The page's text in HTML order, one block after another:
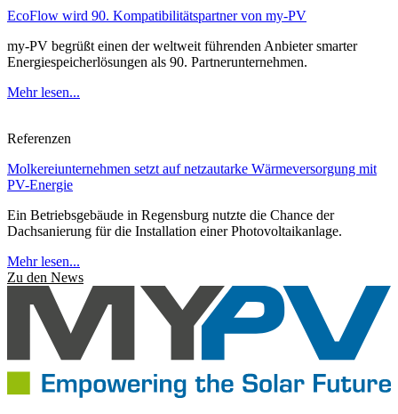
EcoFlow wird 90. Kompatibilitätspartner von my-PV
my-PV begrüßt einen der weltweit führenden Anbieter smarter
Energiespeicherlösungen als 90. Partnerunternehmen.
Mehr lesen...
Referenzen
Molkereiunternehmen setzt auf netzautarke Wärmeversorgung mit
PV-Energie
Ein Betriebsgebäude in Regensburg nutzte die Chance der
Dachsanierung für die Installation einer Photovoltaikanlage.
Mehr lesen...
Zu den News